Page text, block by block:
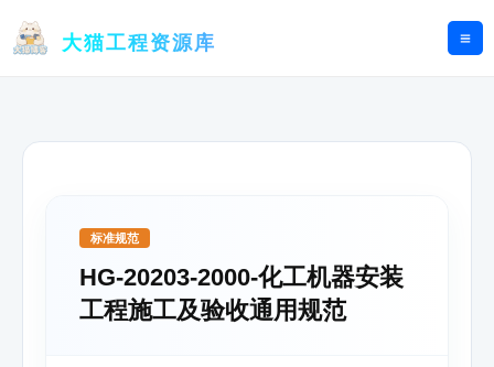
大猫工程资源库
标准规范
HG-20203-2000-化工机器安装
工程施工及验收通用规范